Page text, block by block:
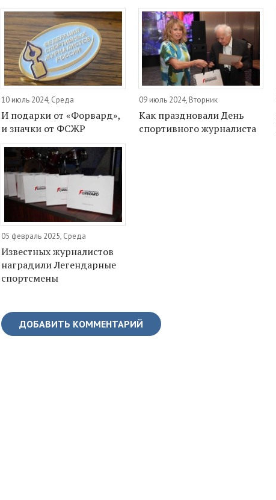
10 июль 2024, Среда
И подарки от «Форвард»,
и значки от ФСЖР
09 июль 2024, Вторник
Как праздновали День
спортивного журналиста
05 февраль 2025, Среда
Известных журналистов
наградили Легендарные
спортсмены
ДОБАВИТЬ КОММЕНТАРИЙ